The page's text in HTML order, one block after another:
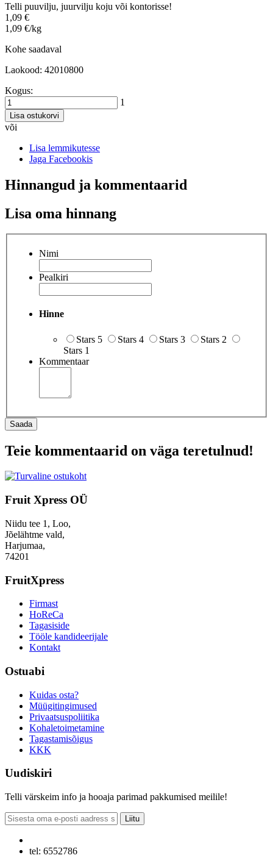
Telli puuvilju, juurvilju koju või kontorisse!
1,09 €
1,09 €/kg
Kohe saadaval
Laokood: 42010800
Kogus:
1
Lisa ostukorvi
või
Lisa lemmikutesse
Jaga Facebookis
Hinnangud ja kommentaarid
Lisa oma hinnang
Nimi
Pealkiri
Hinne
Stars 5 Stars 4 Stars 3
Stars 2
Stars 1
Kommentaar
Saada
Teie kommentaarid on väga teretulnud!
Fruit Xpress OÜ
Niidu tee 1, Loo,
Jõelähtme vald,
Harjumaa,
74201
FruitXpress
Firmast
HoReCa
Tagasiside
Tööle kandideerijale
Kontakt
Ostuabi
Kuidas osta?
Müügitingimused
Privaatsuspoliitika
Kohaletoimetamine
Tagastamisõigus
KKK
Uudiskiri
Telli värskeim info ja hooaja parimad pakkumised meilile!
Liitu
tel: 6552786